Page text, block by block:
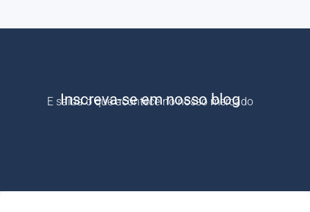
Inscreva-se em nosso blog
E saiba o que acontece no nosso mercado